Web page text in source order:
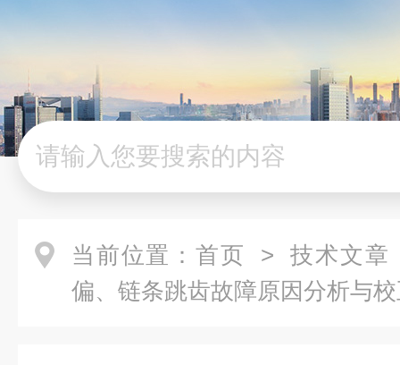
当前位置： 首页 > 技术文章
偏、链条跳齿故障原因分析与